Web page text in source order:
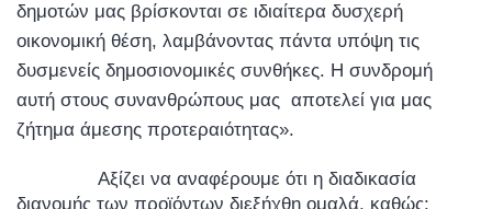
δημοτών μας βρίσκονται σε ιδιαίτερα δυσχερή
οικονομική θέση, λαμβάνοντας πάντα υπόψη τις
δυσμενείς δημοσιονομικές συνθήκες. Η συνδρομή
αυτή στους συνανθρώπους μας αποτελεί για μας
ζήτημα άμεσης προτεραιότητας».
Αξίζει να αναφέρουμε ότι η διαδικασία
διανομής των προϊόντων διεξήχθη ομαλά, καθώς: